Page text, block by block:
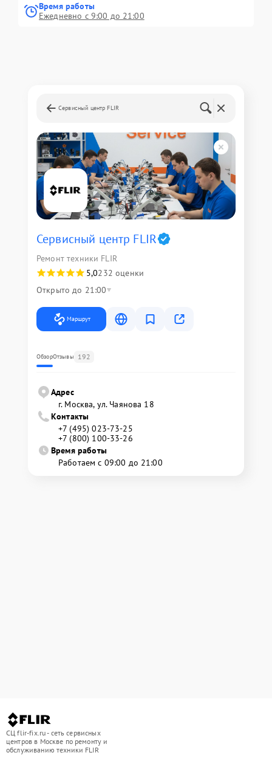
Время работы
Ежедневно с 9:00 до 21:00
Сервисный центр FLIR
Сервисный центр FLIR
Ремонт техники FLIR
5,0232 оценки
Открыто до 21:00
Маршрут
ОбзорОтзывы 192
Адрес
г. Москва, ул. Чаянова 18
Контакты
+7 (495) 023-73-25
+7 (800) 100-33-26
Время работы
Работаем с 09:00 до 21:00
СЦ flir-fix.ru - сеть сервисных
центров в Москве по ремонту и
обслуживанию техники FLIR